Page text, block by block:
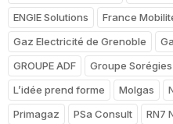
ENGIE Solutions
France
Gaz Electricité de Grenoble
GROUPE ADF
Groupe Sorégies
L’idée prend forme
Molgas
Primagaz
PSa Consult RN7